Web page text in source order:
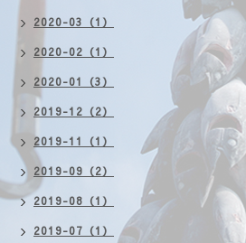
2020-03（1）
2020-02（1）
2020-01（3）
2019-12（2）
2019-11（1）
2019-09（2）
2019-08（1）
2019-07（1）